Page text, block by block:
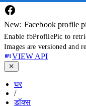
New: Facebook profile
Enable fbProfilePic to
Images are versioned and
VIEW API
घर
/
डॉक्स